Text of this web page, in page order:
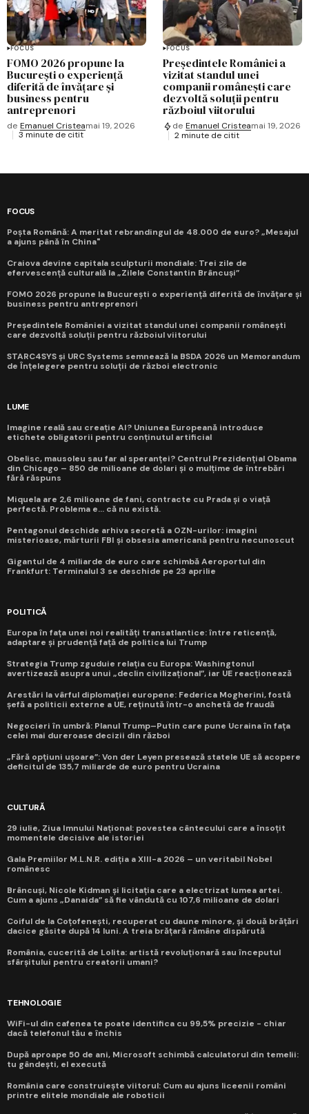
FOCUS
FOMO 2026 propune la
București o experiență
diferită de învățare și
business pentru
antreprenori
de Emanuel Cristeamai 19, 2026
3 minute de citit
FOCUS
Președintele României a
vizitat standul unei
companii românești care
dezvoltă soluții pentru
războiul viitorului
de Emanuel Cristeamai 19, 2026
2 minute de citit
FOCUS
Poșta Română: A meritat rebrandingul de 48.000 de euro? „Mesajul
a ajuns până în China"
Craiova devine capitala sculpturii mondiale: Trei zile de
efervescență culturală la „Zilele Constantin Brâncuși”
FOMO 2026 propune la București o experiență diferită de învățare și
business pentru antreprenori
Președintele României a vizitat standul unei companii românești
care dezvoltă soluții pentru războiul viitorului
STARC4SYS și URC Systems semnează la BSDA 2026 un Memorandum
de Înțelegere pentru soluții de război electronic
LUME
Imagine reală sau creație AI? Uniunea Europeană introduce
etichete obligatorii pentru conținutul artificial
Obelisc, mausoleu sau far al speranței? Centrul Prezidențial Obama
din Chicago – 850 de milioane de dolari și o mulțime de întrebări
fără răspuns
Miquela are 2,6 milioane de fani, contracte cu Prada și o viață
perfectă. Problema e... că nu există.
Pentagonul deschide arhiva secretă a OZN-urilor: imagini
misterioase, mărturii FBI și obsesia americană pentru necunoscut
Gigantul de 4 miliarde de euro care schimbă Aeroportul din
Frankfurt: Terminalul 3 se deschide pe 23 aprilie
POLITICĂ
Europa în fața unei noi realități transatlantice: între reticență,
adaptare și prudență față de politica lui Trump
Strategia Trump zguduie relația cu Europa: Washingtonul
avertizează asupra unui „declin civilizațional”, iar UE reacționează
Arestări la vârful diplomației europene: Federica Mogherini, fostă
șefă a politicii externe a UE, reținută într-o anchetă de fraudă
Negocieri în umbră: Planul Trump–Putin care pune Ucraina în fața
celei mai dureroase decizii din război
„Fără opțiuni ușoare”: Von der Leyen presează statele UE să acopere
deficitul de 135,7 miliarde de euro pentru Ucraina
CULTURĂ
29 iulie, Ziua Imnului Național: povestea cântecului care a însoțit
momentele decisive ale istoriei
Gala Premiilor M.L.N.R. ediția a XIII-a 2026 – un veritabil Nobel
românesc
Brâncuși, Nicole Kidman și licitația care a electrizat lumea artei.
Cum a ajuns „Danaida” să fie vândută cu 107,6 milioane de dolari
Coiful de la Coțofenești, recuperat cu daune minore, și două brățări
dacice găsite după 14 luni. A treia brățară rămâne dispărută
România, cucerită de Lolita: artistă revoluționară sau începutul
sfârșitului pentru creatorii umani?
TEHNOLOGIE
WiFi-ul din cafenea te poate identifica cu 99,5% precizie - chiar
dacă telefonul tău e închis
După aproape 50 de ani, Microsoft schimbă calculatorul din temelii:
tu gândești, el execută
România care construiește viitorul: Cum au ajuns liceenii români
printre elitele mondiale ale roboticii